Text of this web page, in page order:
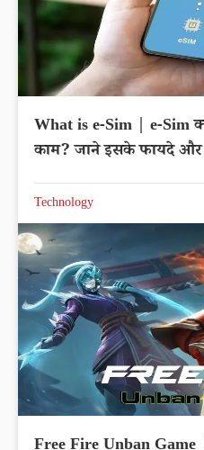
What is e-Sim | e-Sim
काम? जाने इसके फायदे
Technology